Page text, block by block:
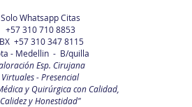
Solo Whatsapp Citas
+57 310 710 8853
+57 310 347 8115
- Medellin - B/quilla
Esp. Cirujana
Virtuales - Presencial
y Quirúrgica con Calidad,
Calidez y Honestidad"